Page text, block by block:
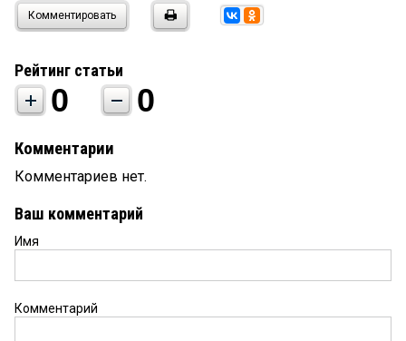
Комментировать
Рейтинг статьи
0 0
Комментарии
Комментариев нет.
Ваш комментарий
Имя
Комментарий